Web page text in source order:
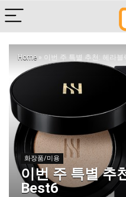
Home » 이번 주 특별 추천: 헤라
화장품/미용
이번 주 특별 추
Best6